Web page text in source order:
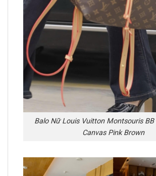
Balo Nữ Louis Vuitton Montsouris
Canvas Pink Brown